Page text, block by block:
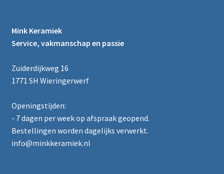
Mink Keramiek
Service, vakmanschap en passie
Zuiderdijkweg 16
1771 SH Wieringerwerf
Openingstijden:
- 7 dagen per week op afspraak geopend.
Bestellingen worden dagelijks verwerkt.
info@minkkeramiek.nl